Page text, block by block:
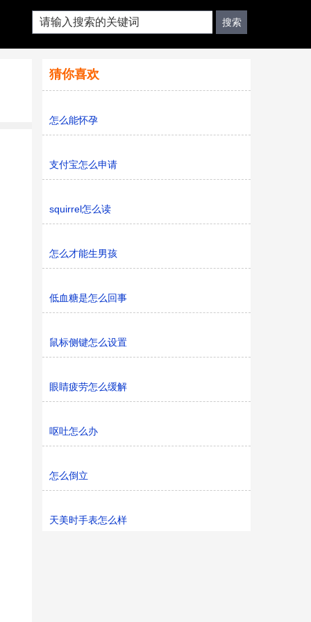
猜你喜欢
怎么能怀孕
支付宝怎么申请
squirrel怎么读
怎么才能生男孩
低血糖是怎么回事
鼠标侧键怎么设置
眼睛疲劳怎么缓解
呕吐怎么办
怎么倒立
天美时手表怎么样